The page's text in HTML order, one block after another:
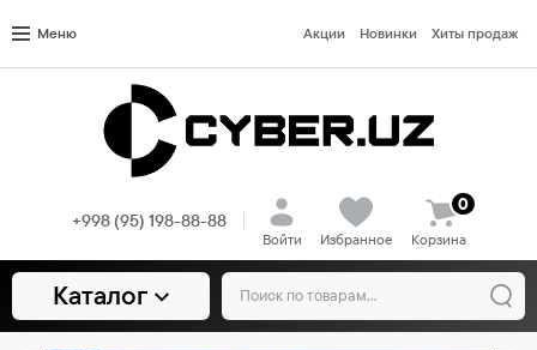
Меню Акции Новинки Хиты продаж
+998 (95) 198-88-88
Войти Избранное Корзина
0
Каталог